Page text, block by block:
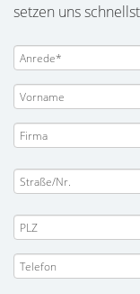
setzen uns